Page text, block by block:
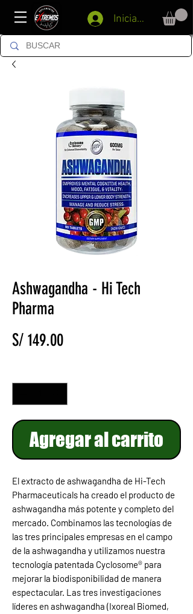
Iniciar sesión
Ashwagandha - Hi Tech
Pharma
S/ 149.00Precio
Agregar al carrito
El extracto de ashwagandha de Hi-Tech
Pharmaceuticals ha creado el producto de
ashwagandha más potente y completo del
mercado. Combinamos las tecnologías de
las tres principales empresas en el campo
de la ashwagandha y utilizamos nuestra
tecnología patentada Cyclosome® para
mejorar la biodisponibilidad de manera
espectacular. Las tres investigaciones
líderes en ashwagandha (Ixoreal Biomed,